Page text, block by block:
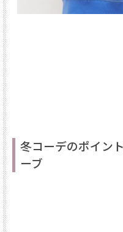
冬コーデのポイン
ーブ